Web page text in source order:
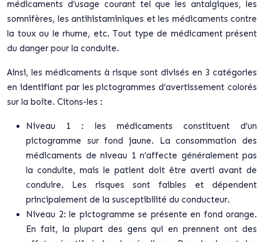
médicaments d’usage courant tel que les antalgiques, les
somnifères, les antihistaminiques et les médicaments contre
la toux ou le rhume, etc. Tout type de médicament présent
du danger pour la conduite.
Ainsi, les médicaments à risque sont divisés en 3 catégories
en identifiant par les pictogrammes d’avertissement colorés
sur la boîte. Citons-les :
Niveau 1 : les médicaments constituent d’un
pictogramme sur fond jaune. La consommation des
médicaments de niveau 1 n’affecte généralement pas
la conduite, mais le patient doit être averti avant de
conduire. Les risques sont faibles et dépendent
principalement de la susceptibilité du conducteur.
Niveau 2: le pictogramme se présente en fond orange.
En fait, la plupart des gens qui en prennent ont des